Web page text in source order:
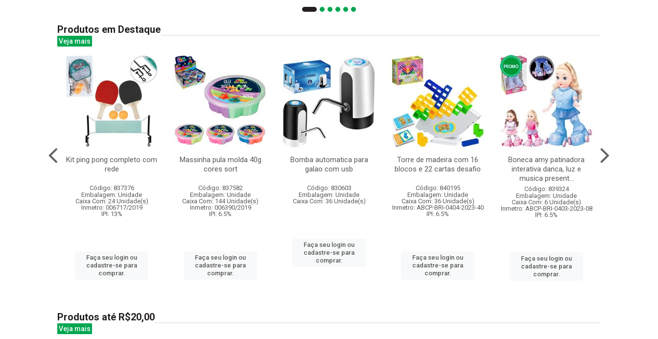
Produtos em Destaque
Veja mais
Kit ping pong completo com
rede
Código: 837376
Embalagem: Unidade
Caixa Com: 24 Unidade(s)
Inmetro: 006717/2019
IPI: 13%
Faça seu login ou
cadastre-se para
comprar.
Massinha pula molda 40g
cores sort
Código: 837582
Embalagem: Unidade
Caixa Com: 144 Unidade(s)
Inmetro: 006390/2019
IPI: 6.5%
Faça seu login ou
cadastre-se para
comprar.
Bomba automatica para
galao com usb
Código: 830603
Embalagem: Unidade
Caixa Com: 36 Unidade(s)
Faça seu login ou
cadastre-se para
comprar.
Torre de madeira com 16
blocos e 22 cartas desafio
Código: 840195
Embalagem: Unidade
Caixa Com: 36 Unidade(s)
Inmetro: ABCP-BRI-0404-2023-40
IPI: 6.5%
Faça seu login ou
cadastre-se para
comprar.
Boneca amy patinadora
interativa danca, luz e
musica present...
Código: 839324
Embalagem: Unidade
Caixa Com: 6 Unidade(s)
Inmetro: ABCP-BRI-0403-2023-08
IPI: 6.5%
Faça seu login ou
cadastre-se para
comprar.
Produtos até R$20,00
Veja mais